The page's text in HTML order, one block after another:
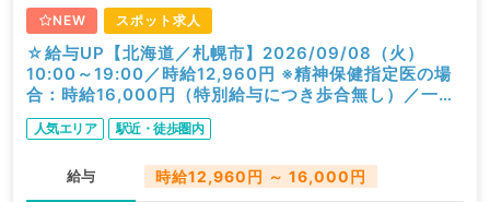
NEW スポット求人
☆給与UP【北海道／札幌市】2026/09/08（火）
10:00～19:00／時給12,960円 ※精神保健指定医の場
合：時給16,000円（特別給与につき歩合無し）／一般
外来／精神科
人気エリア 駅近・徒歩圏内
給与 時給12,960円 ～ 16,000円